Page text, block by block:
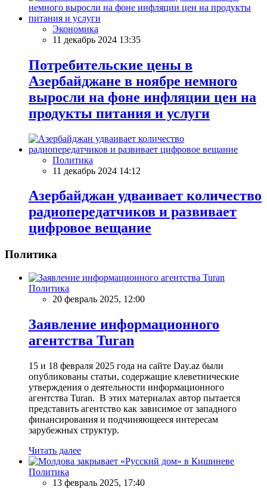
Экономика
11 декабрь 2024 13:35
Потребительские цены в
Азербайджане в ноябре немного
выросли на фоне инфляции цен на
продукты питания и услуги
Политика
11 декабрь 2024 14:12
Азербайджан удваивает количество
радиопередатчиков и развивает
цифровое вещание
Политика
Политика
20 февраль 2025, 12:00
Заявление информационного
агентства Turan
15 и 18 февраля 2025 года на сайте Day.az были
опубликованы статьи, содержащие клеветнические
утверждения о деятельности информационного
агентства Turan. В этих материалах автор пытается
представить агентство как зависимое от западного
финансирования и подчиняющееся интересам
зарубежных структур.
Читать далее
Политика
13 февраль 2025, 17:40